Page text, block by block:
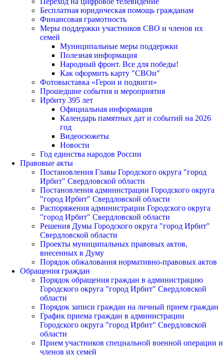
Бесплатная юридическая помощь гражданам
Финансовая грамотность
Меры поддержки участников СВО и членов их
семей
Муниципальные меры поддержки
Полезная информация
Народный фронт. Все для победы!
Как оформить карту "СВОи"
Фотовыставка «Герои и подвиги»
Прошедшие события и мероприятия
Ирбиту 395 лет
Официальная информация
Календарь памятных дат и событий на 2026
год
Видеосюжеты
Новости
Год единства народов России
Правовые акты
Постановления Главы Городского округа "город
Ирбит" Свердловской области
Постановления администрации Городского округа
"город Ирбит" Свердловской области
Распоряжения администрации Городского округа
"город Ирбит" Свердловской области
Решения Думы Городского округа "город Ирбит"
Свердловской области
Проекты муниципальных правовых актов,
внесенных в Думу
Порядок обжалования нормативно-правовых актов
Обращения граждан
Порядок обращения граждан в администрацию
Городского округа "город Ирбит" Свердловской
области
Порядок записи граждан на личный прием граждан
График приема граждан в администрации
Городского округа "город Ирбит" Свердловской
области
Прием участников специальной военной операции и
членов их семей